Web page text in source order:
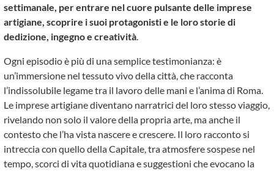
settimanale, per entrare nel cuore pulsante delle imprese
artigiane, scoprire i suoi protagonisti e le loro storie di
dedizione, ingegno e creatività
Ogni episodio è più di una semplice testimonianza: è
un’immersione nel tessuto vivo della città, che racconta
l’indissolubile legame tra il lavoro delle mani e l’anima di Roma.
Le imprese artigiane diventano narratrici del loro stesso viaggio,
rivelando non solo il valore della propria arte, ma anche il
contesto che l’ha vista nascere e crescere. Il loro racconto si
intreccia con quello della Capitale, tra atmosfere sospese nel
tempo, scorci di vita quotidiana e suggestioni che evocano la